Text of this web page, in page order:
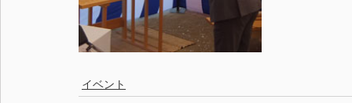
イベント